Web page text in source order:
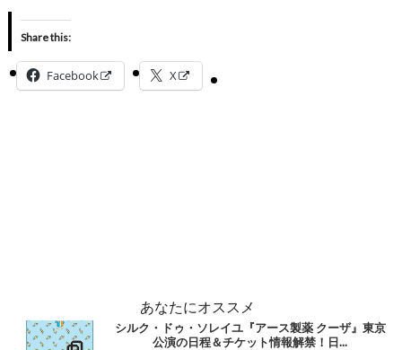
Share this:
Facebook X
あなたにオススメ
シルク・ドゥ・ソレイユ『アース製薬 クーザ』東京
公演の日程＆チケット情報解禁！日...